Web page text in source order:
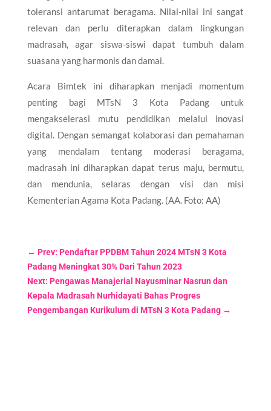
toleransi antarumat beragama. Nilai-nilai ini sangat
relevan dan perlu diterapkan dalam lingkungan
madrasah, agar siswa-siswi dapat tumbuh dalam
suasana yang harmonis dan damai.
Acara Bimtek ini diharapkan menjadi momentum
penting bagi MTsN 3 Kota Padang untuk
mengakselerasi mutu pendidikan melalui inovasi
digital. Dengan semangat kolaborasi dan pemahaman
yang mendalam tentang moderasi beragama,
madrasah ini diharapkan dapat terus maju, bermutu,
dan mendunia, selaras dengan visi dan misi
Kementerian Agama Kota Padang. (AA. Foto: AA)
← Prev: Pendaftar PPDBM Tahun 2024 MTsN 3 Kota
Padang Meningkat 30% Dari Tahun 2023
Next: Pengawas Manajerial Nayusminar Nasrun dan
Kepala Madrasah Nurhidayati Bahas Progres
Pengembangan Kurikulum di MTsN 3 Kota Padang→